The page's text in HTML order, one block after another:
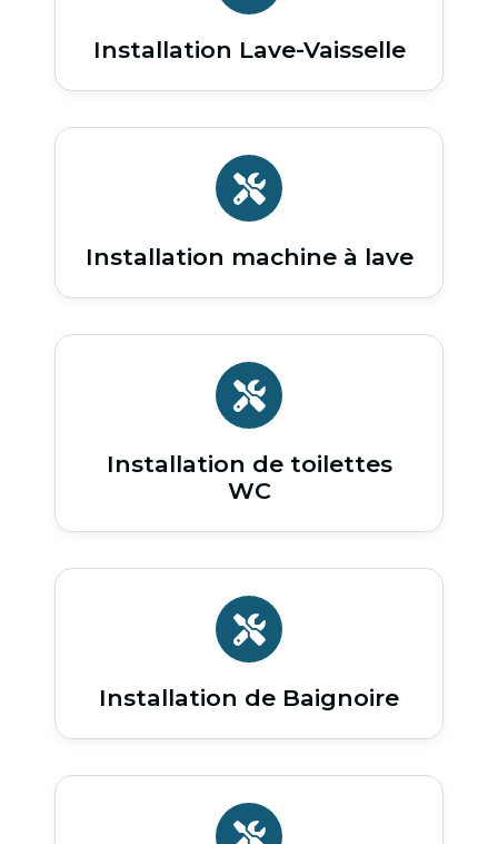
Installation Lave-Vaisselle
Installation machine à lave
Installation de toilettes
WC
Installation de Baignoire